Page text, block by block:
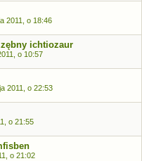
2011, o 18:46
ichtiozaur
o 10:57
2011, o 22:53
o 21:55
o 21:02